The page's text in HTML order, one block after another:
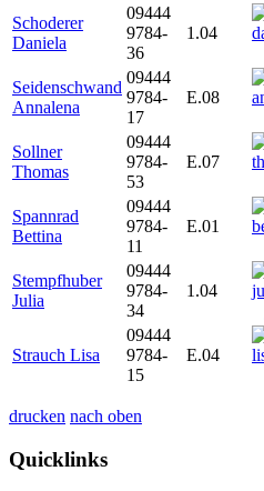
Schoderer
Daniela
09444
9784-
36
1.04
Seidenschwand
Annalena
09444
9784-
17
E.08
Sollner
Thomas
09444
9784-
53
E.07
Spannrad
Bettina
09444
9784-
11
E.01
Stempfhuber
Julia
09444
9784-
34
1.04
Strauch Lisa
09444
9784-
15
E.04
drucken nach oben
Quicklinks